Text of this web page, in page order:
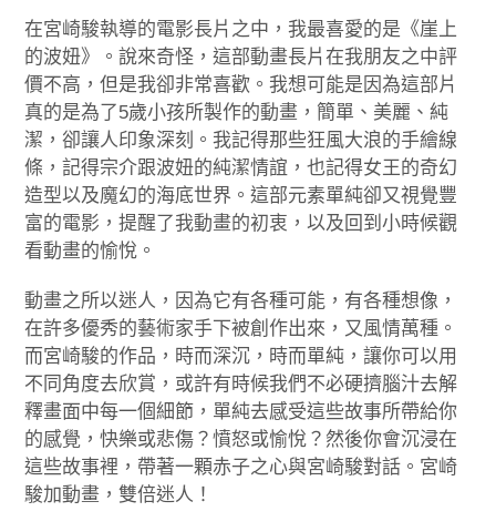
在宮崎駿執導的電影長片之中，我最喜愛的是《崖上
的波妞》。說來奇怪，這部動畫長片在我朋友之中評
價不高，但是我卻非常喜歡。我想可能是因為這部片
真的是為了5歲小孩所製作的動畫，簡單、美麗、純
潔，卻讓人印象深刻。我記得那些狂風大浪的手繪線
條，記得宗介跟波妞的純潔情誼，也記得女王的奇幻
造型以及魔幻的海底世界。這部元素單純卻又視覺豐
富的電影，提醒了我動畫的初衷，以及回到小時候觀
看動畫的愉悅。
動畫之所以迷人，因為它有各種可能，有各種想像，
在許多優秀的藝術家手下被創作出來，又風情萬種。
而宮崎駿的作品，時而深沉，時而單純，讓你可以用
不同角度去欣賞，或許有時候我們不必硬擠腦汁去解
釋畫面中每一個細節，單純去感受這些故事所帶給你
的感覺，快樂或悲傷？憤怒或愉悅？然後你會沉浸在
這些故事裡，帶著一顆赤子之心與宮崎駿對話。宮崎
駿加動畫，雙倍迷人！